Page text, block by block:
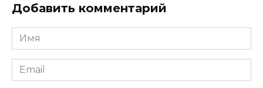
Добавить комментарий
Имя
*
Email
*